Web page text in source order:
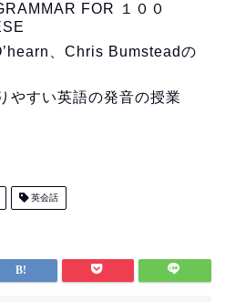
FOR １００
、Chris Bumsteadの
やすい英語の発音の授業
英会話